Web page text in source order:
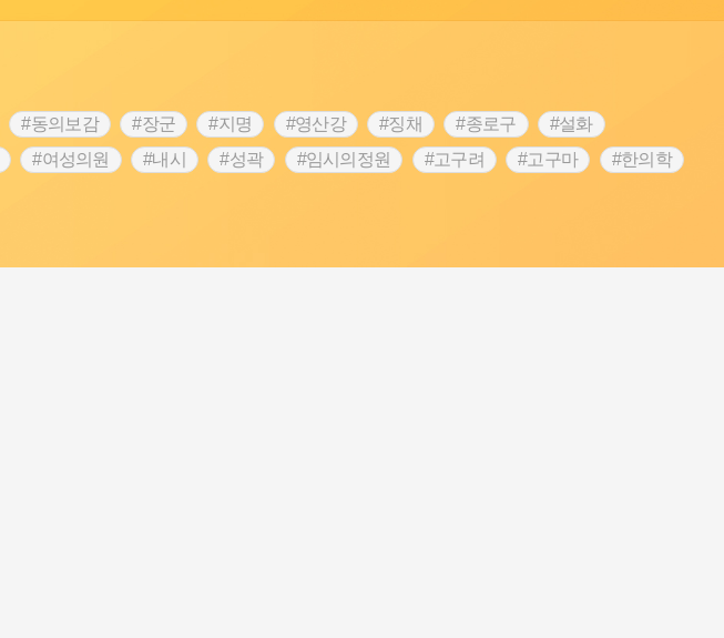
#동의보감 #장군 #지명 #영산강 #징채 #종로구
#설화
#여성의원 #내시 #성곽 #임시의정원 #고구려 #고구마
#한의학
#여성 독립운동가 #28독립선언 #온달 #문화유산 #노원구
#마을